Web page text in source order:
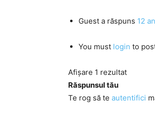
Guest a răspuns 12
You must login to
Afișare 1 rezultat
Răspunsul tău
Te rog să te autentifici